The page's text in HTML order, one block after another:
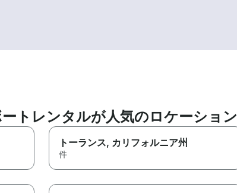
トレンタルが人気のロケーション
トーランス, カリフォルニア州
件